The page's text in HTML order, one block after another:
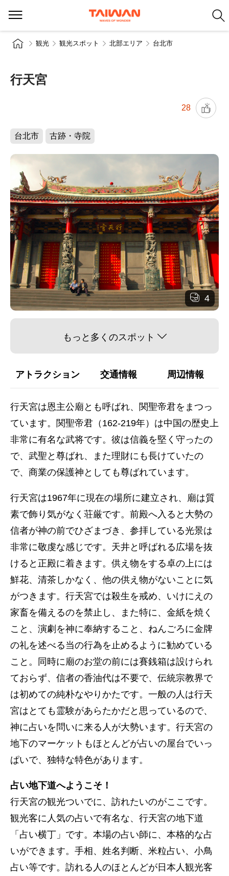
観光 観光スポット 北部エリア 台北市
行天宮
28
台北市 古跡・寺院
4
もっと多くのスポット
アトラクション 交通情報 周辺情報
行天宮は恩主公廟とも呼ばれ、関聖帝君をまつっ
ています。関聖帝君（162-219年）は中国の歴史上
非常に有名な武将です。彼は信義を堅く守ったの
で、武聖と尊ばれ、また理財にも長けていたの
で、商業の保護神としても尊ばれています。
行天宮は1967年に現在の場所に建立され、廟は質
素で飾り気がなく荘厳です。前殿へ入ると大勢の
信者が神の前でひざまづき、参拝している光景は
非常に敬虔な感じです。天井と呼ばれる広場を抜
けると正殿に着きます。供え物をする卓の上には
鮮花、清茶しかなく、他の供え物がないことに気
がつきます。行天宮では殺生を戒め、いけにえの
家畜を備えるのを禁止し、また特に、金紙を焼く
こと、演劇を神に奉納すること、ねんごろに金牌
の礼を述べる当の行為を止めるように勧めている
こと。同時に廟のお堂の前には賽銭箱は設けられ
ておらず、信者の香油代は不要で、伝統宗教界で
は初めての純朴なやりかたです。一般の人は行天
宮はとても霊験があらたかだと思っているので、
神に占いを問いに来る人が大勢います。行天宮の
地下のマーケットもほとんどが占いの屋台でいっ
ぱいで、独特な特色があります。
占い地下道へようこそ！
行天宮の観光ついでに、訪れたいのがここです。
観光客に人気の占いで有名な、行天宮の地下道
「占い横丁」です。本場の占い師に、本格的な占
いができます。手相、姓名判断、米粒占い、小鳥
占い等です。訪れる人のほとんどが日本人観光客